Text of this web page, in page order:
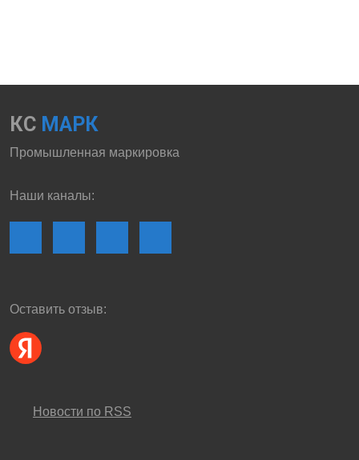
КС МАРК
Промышленная маркировка
Наши каналы:
Оставить отзыв:
Новости по RSS